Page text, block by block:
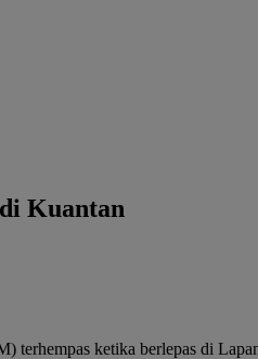
Kuantan
ketika berlepas di